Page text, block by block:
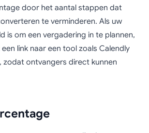
door het aantal stappen dat
te verminderen. Als uw
is om een vergadering in te plannen,
link naar een tool zoals Calendly
zodat ontvangers direct kunnen